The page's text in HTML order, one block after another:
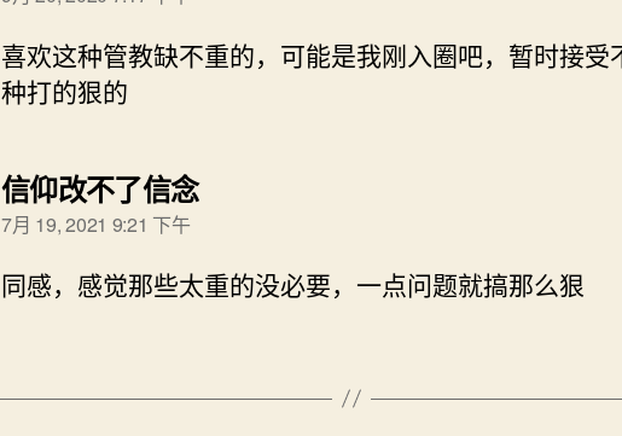
喜欢这种管教缺不重的，可能是我刚入圈吧，暂时接受
种打的狠的
信仰改不了信念说：
7月 19, 2021 9:21 下午
同感，感觉那些太重的没必要，一点问题就搞那么狠